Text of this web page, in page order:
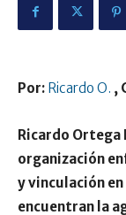
Por: Ricardo O. ,
Ricardo Ortega
organización
y vinculación
encuentran la